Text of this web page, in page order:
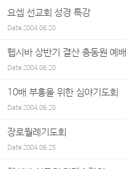
요셉 선교회 성경 특강
Date2004.06.20
헵시바 상반기 결산 총동원 예배
Date2004.06.20
10배 부흥을 위한 심야기도회
Date2004.06.20
장로월례기도회
Date2004.06.25